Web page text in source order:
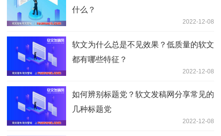
什么？
2022-12-08
软文为什么总是不见效果？低质量的软文
都有哪些特征？
2022-12-08
如何辨别标题党？软文发稿网分享常见的
几种标题党
2022-12-08